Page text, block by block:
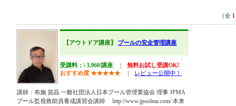
（全 1
【アウトドア講座】 プールの安全管理講座
受講料：\ 3,960/講座
無料お試し受講OK!
おすすめ度 ★★★★★ レビュー公開中！
講師：布施 賀晶 一般社団法人日本プール管理業協会 理事 JPMA
プール監視救助員養成講習会講師 http://www.jpoolma.com/ 本来